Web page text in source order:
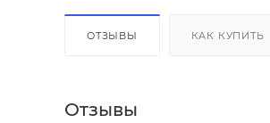
ОТЗЫВЫ КАК КУПИТЬ
Отзывы